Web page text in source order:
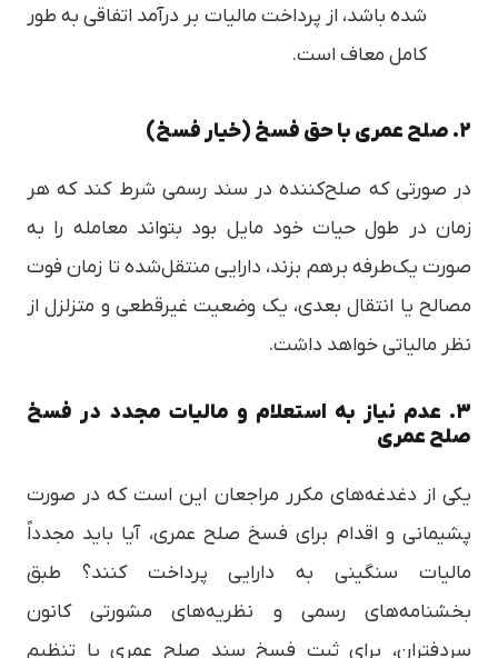
شده باشد، از پرداخت مالیات بر درآمد اتفاقی به طور
کامل معاف است.
۲. صلح عمری با حق فسخ (خیار فسخ)
در صورتی که صلح‌کننده در سند رسمی شرط کند که هر
زمان در طول حیات خود مایل بود بتواند معامله را به
صورت یک‌طرفه برهم بزند، دارایی منتقل‌شده تا زمان فوت
مصالح یا انتقال بعدی، یک وضعیت غیرقطعی و متزلزل از
نظر مالیاتی خواهد داشت.
۳. عدم نیاز به استعلام و مالیات مجدد در فسخ
صلح عمری
یکی از دغدغه‌های مکرر مراجعان این است که در صورت
پشیمانی و اقدام برای فسخ صلح عمری، آیا باید مجدداً
مالیات سنگینی به دارایی پرداخت کنند؟ طبق
بخشنامه‌های رسمی و نظریه‌های مشورتی کانون
سردفتران، برای ثبت فسخ سند صلح عمری یا تنظیم